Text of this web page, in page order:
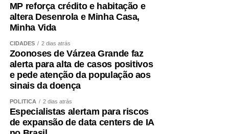
MP reforça crédito e habitação e
altera Desenrola e Minha Casa,
Minha Vida
CIDADES 2 dias atrás
Zoonoses de Várzea Grande faz
alerta para alta de casos positivos
e pede atenção da população aos
sinais da doença
POLÍTICA 2 dias atrás
Especialistas alertam para riscos
de expansão de data centers de IA